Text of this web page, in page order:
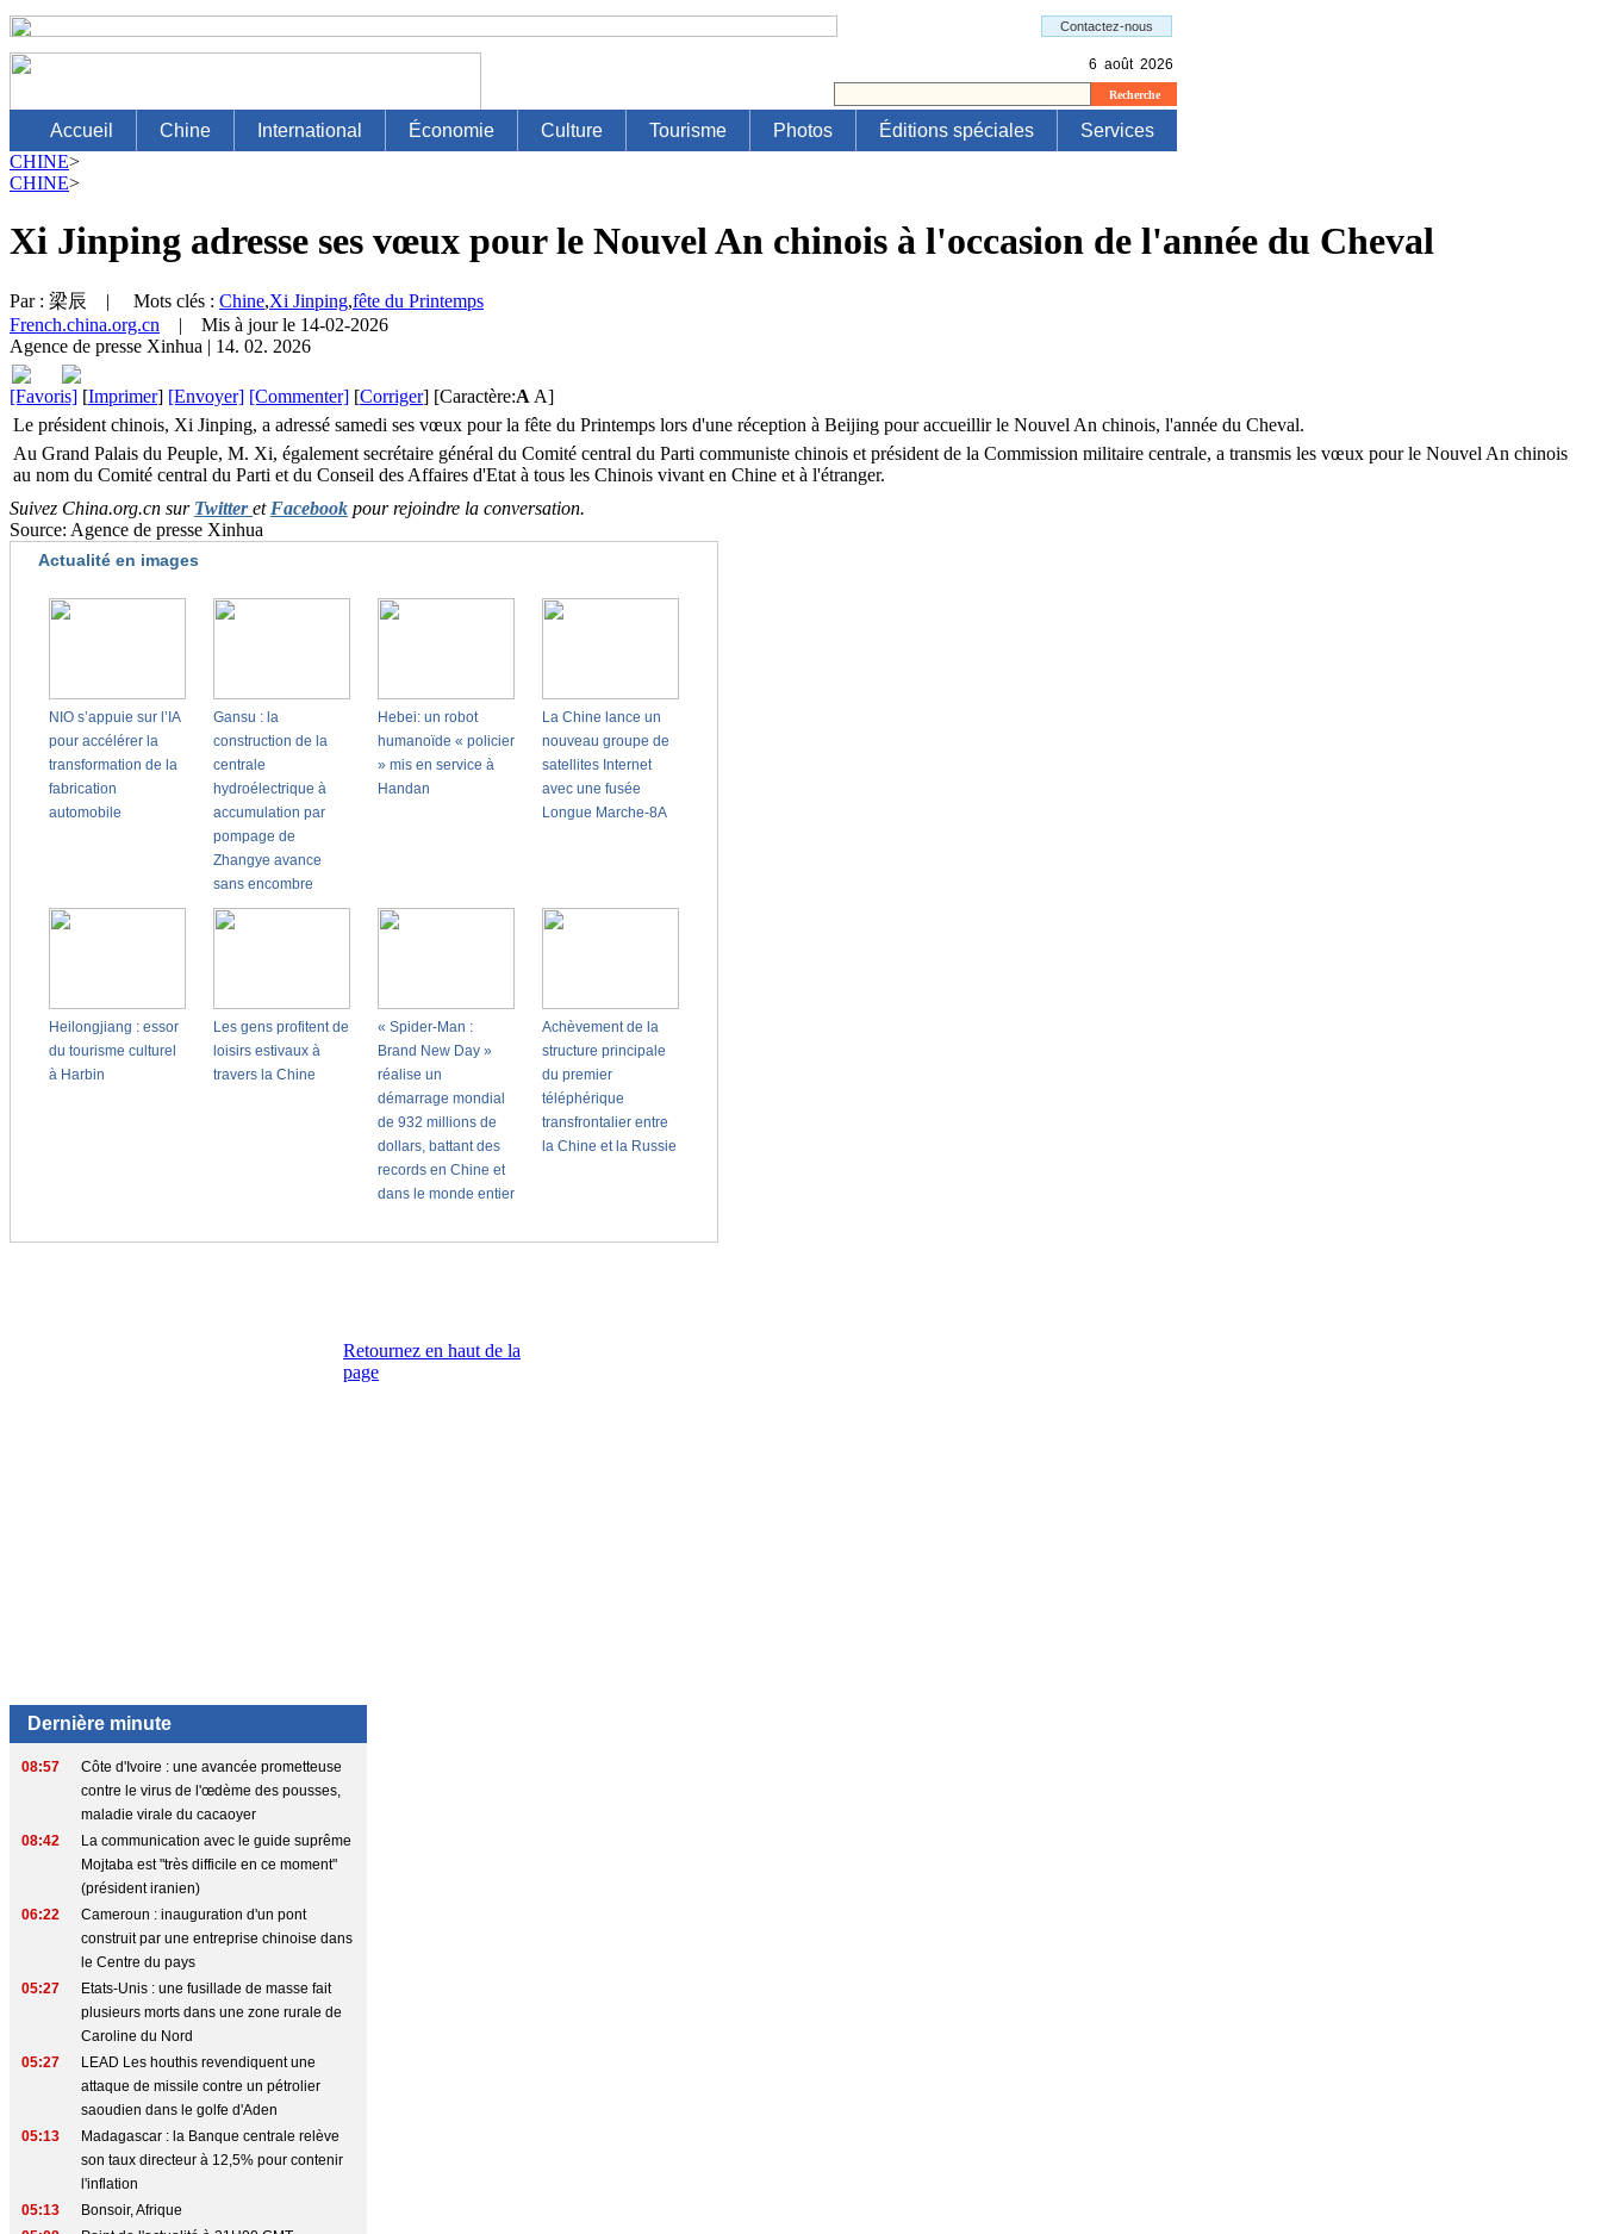
CHINE>
CHINE>
Xi Jinping adresse ses vœux pour le Nouvel An chinois à l'occasion de l'année du Cheval
Par : 梁辰 | Mots clés : Chine,Xi Jinping,fête du Printemps
French.china.org.cn | Mis à jour le 14-02-2026
Agence de presse Xinhua | 14. 02. 2026
[Favoris] [Imprimer] [Envoyer] [Commenter] [Corriger] [Caractère:A A]
Le président chinois, Xi Jinping, a adressé samedi ses vœux pour la fête du Printemps lors d'une réception à Beijing pour accueillir le Nouvel An chinois, l'année du Cheval.
Au Grand Palais du Peuple, M. Xi, également secrétaire général du Comité central du Parti communiste chinois et président de la Commission militaire centrale, a transmis les vœux pour le Nouvel An chinois
au nom du Comité central du Parti et du Conseil des Affaires d'Etat à tous les Chinois vivant en Chine et à l'étranger.
Suivez China.org.cn sur Twitter et Facebook pour rejoindre la conversation.
Source: Agence de presse Xinhua
Retournez en haut de la
page